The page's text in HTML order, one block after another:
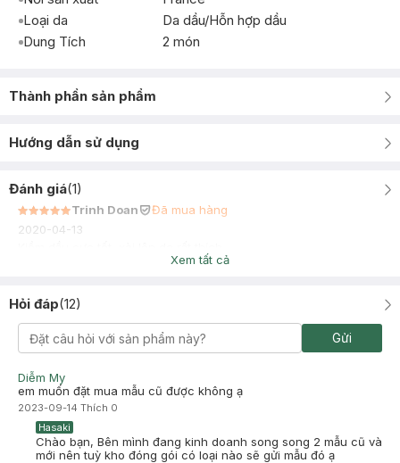
Loại da
Da dầu/Hỗn hợp dầu
Dung Tích
2 món
Thành phần sản phẩm
Hướng dẫn sử dụng
Đánh giá(1)
Trinh Doan
Đã mua hàng
2020-04-13
Xem tất cả
Hỏi đáp(12)
Gửi
Diễm My
em muốn đặt mua mẫu cũ được không ạ
2023-09-14 Thích 0
Hasaki
Chào bạn, Bên mình đang kinh doanh song song 2 mẫu cũ và
mới nên tuỳ kho đóng gói có loại nào sẽ gửi mẫu đó ạ